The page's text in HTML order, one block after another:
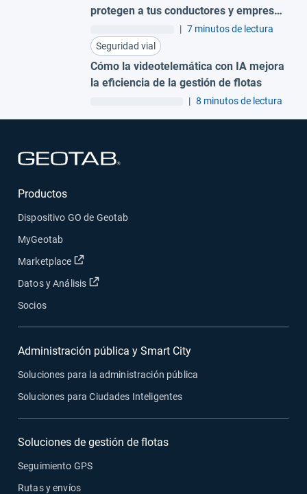
protegen a tus conductores y empresa:
| 7 minutos de lectura
Seguridad vial
Cómo la videotelemática con IA mejora
la eficiencia de la gestión de flotas
| 8 minutos de lectura
Productos
Dispositivo GO de Geotab
MyGeotab
Marketplace
Abrir en una nueva ventana
Datos y Análisis Abrir en una nueva ventana
Socios
Administración pública y Smart City
Soluciones para la administración pública
Soluciones para Ciudades Inteligentes
Soluciones de gestión de flotas
Seguimiento GPS
Rutas y envíos